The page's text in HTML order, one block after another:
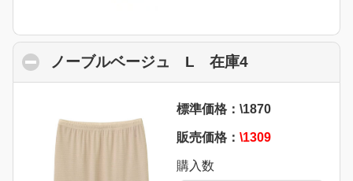
ノーブルベージュ L 在庫4click to
標準価格：\1870
販売価格： \1309
購入数